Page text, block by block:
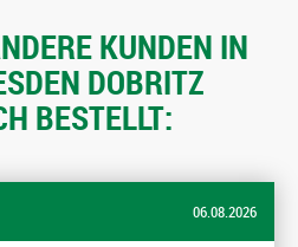
KUNDEN IN
DOBRITZ
BESTELLT:
06.08.2026